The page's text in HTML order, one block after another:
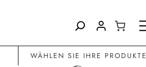
WÄHLEN SIE IHRE PRODUKTE